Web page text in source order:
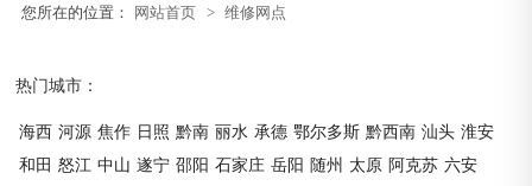
您所在的位置： 网站首页 > 维修网点
热门城市：
海西 河源 焦作 日照 黔南 丽水 承德 鄂尔多斯 黔西南 汕头 淮安
和田 怒江 中山 遂宁 邵阳 石家庄 岳阳 随州 太原 阿克苏 六安